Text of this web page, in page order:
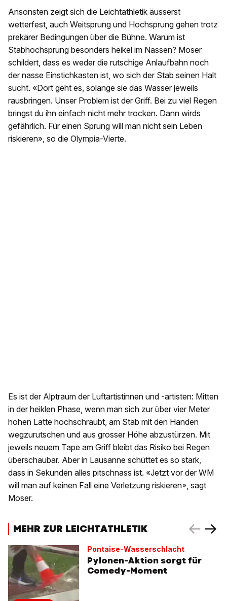
Ansonsten zeigt sich die Leichtathletik äusserst
wetterfest, auch Weitsprung und Hochsprung gehen trotz
prekärer Bedingungen über die Bühne. Warum ist
Stabhochsprung besonders heikel im Nassen? Moser
schildert, dass es weder die rutschige Anlaufbahn noch
der nasse Einstichkasten ist, wo sich der Stab seinen Halt
sucht. «Dort geht es, solange sie das Wasser jeweils
rausbringen. Unser Problem ist der Griff. Bei zu viel Regen
bringst du ihn einfach nicht mehr trocken. Dann wirds
gefährlich. Für einen Sprung will man nicht sein Leben
riskieren», so die Olympia-Vierte.
Es ist der Alptraum der Luftartistinnen und -artisten: Mitten
in der heiklen Phase, wenn man sich zur über vier Meter
hohen Latte hochschraubt, am Stab mit den Händen
wegzurutschen und aus grosser Höhe abzustürzen. Mit
jeweils neuem Tape am Griff bleibt das Risiko bei Regen
überschaubar. Aber in Lausanne schüttet es so stark,
dass in Sekunden alles pitschnass ist. «Jetzt vor der WM
will man auf keinen Fall eine Verletzung riskieren», sagt
Moser.
MEHR ZUR LEICHTATHLETIK
Pontaise-Wasserschlacht
Pylonen-Aktion sorgt für
Comedy-Moment